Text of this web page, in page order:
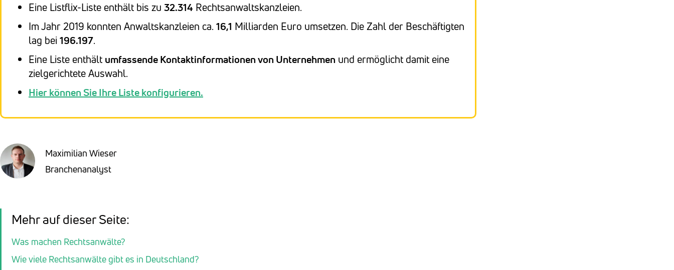
Eine Listflix-Liste enthält bis zu 32.314 Rechtsanwaltskanzleien.
Im Jahr 2019 konnten Anwaltskanzleien ca. 16,1 Milliarden Euro umsetzen. Die Zahl der Beschäftigten
lag bei 196.197.
Eine Liste enthält umfassende Kontaktinformationen von Unternehmen und ermöglicht damit eine
zielgerichtete Auswahl.
Hier können Sie Ihre Liste konfigurieren.
Maximilian Wieser
Branchenanalyst
Mehr auf dieser Seite:
Was machen Rechtsanwälte?
Wie viele Rechtsanwälte gibt es in Deutschland?